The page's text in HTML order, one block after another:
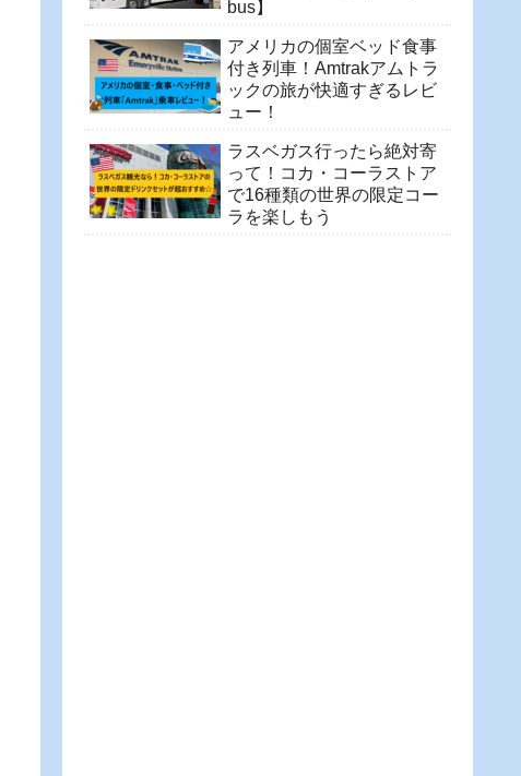
bus】
アメリカの個室ベッド食事
付き列車！Amtrakアムトラ
ックの旅が快適すぎるレビ
ュー！
ラスベガス行ったら絶対寄
って！コカ・コーラストア
で16種類の世界の限定コー
ラを楽しもう